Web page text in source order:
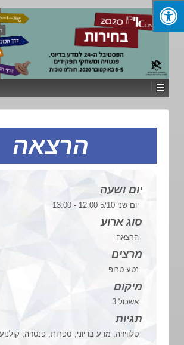
הרצאה
יום ושעה
סוג ארוע
מרצים
טלוויזיה, מדע בדיוני, ספרות, פנטזיה, קולנוע, קומיקס